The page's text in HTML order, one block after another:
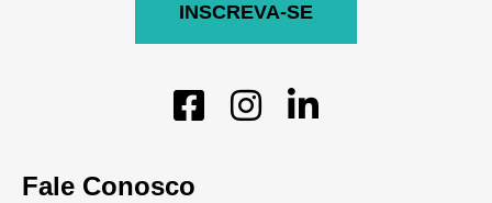
Fale Conosco
INSCREVA-SE